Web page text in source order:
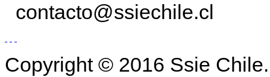
contacto@ssiechile.cl
Copyright © 2016 Ssie Chile.